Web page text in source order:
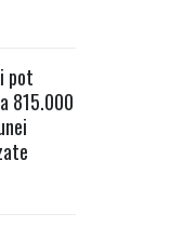
pot
815.000